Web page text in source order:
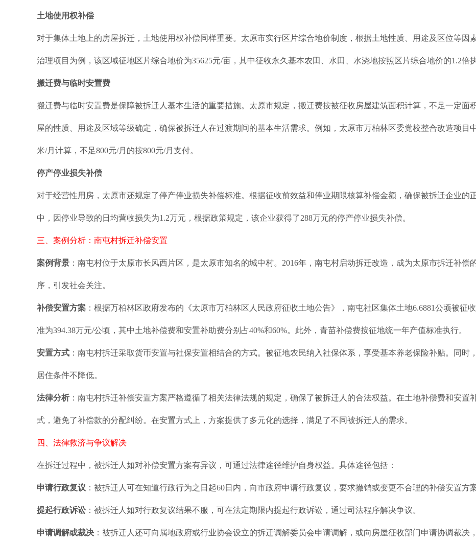
土地使用权补偿
对于集体土地上的房屋拆迁，土地使用权补偿同样重要。太原市实行区片综合地价制度，根据土地性质、用途及区位等因
治理项目为例，该区域征地区片综合地价为35625元/亩，其中征收永久基本农田、水田、水浇地按照区片综合地价的1.2倍执
搬迁费与临时安置费
搬迁费与临时安置费是保障被拆迁人基本生活的重要措施。太原市规定，搬迁费按被征收房屋建筑面积计算，不足一定面
屋的性质、用途及区域等级确定，确保被拆迁人在过渡期间的基本生活需求。例如，太原市万柏林区委党校整合改造项目
米/月计算，不足800元/月的按800元/月支付。
停产停业损失补偿
对于经营性用房，太原市还规定了停产停业损失补偿标准。根据征收前效益和停业期限核算补偿金额，确保被拆迁企业的
中，因停业导致的日均营收损失为1.2万元，根据政策规定，该企业获得了288万元的停产停业损失补偿。
三、案例分析：南屯村拆迁补偿安置
案例背景 ：南屯村位于太原市长风西片区，是太原市知名的城中村。2016年，南屯村启动拆迁改造，成为太原市拆迁补
序，引发社会关注。
补偿安置方案 ：根据万柏林区政府发布的《太原市万柏林区人民政府征收土地公告》，南屯社区集体土地6.6881公顷被征
准为394.38万元/公顷，其中土地补偿费和安置补助费分别占40%和60%。此外，青苗补偿费按征地统一年产值标准执行。
安置方式 ：南屯村拆迁采取货币安置与社保安置相结合的方式。被征地农民纳入社保体系，享受基本养老保险补贴。同
居住条件不降低。
法律分析 ：南屯村拆迁补偿安置方案严格遵循了相关法律法规的规定，确保了被拆迁人的合法权益。在土地补偿费和安
式，避免了补偿款的分配纠纷。在安置方式上，方案提供了多元化的选择，满足了不同被拆迁人的需求。
四、法律救济与争议解决
在拆迁过程中，被拆迁人如对补偿安置方案有异议，可通过法律途径维护自身权益。具体途径包括：
申请行政复议 ：被拆迁人可在知道行政行为之日起60日内，向市政府申请行政复议，要求撤销或变更不合理的补偿安置方案
提起行政诉讼 ：被拆迁人如对行政复议结果不服，可在法定期限内提起行政诉讼，通过司法程序解决争议。
申请调解或裁决 ：被拆迁人还可向属地政府或行业协会设立的拆迁调解委员会申请调解，或向房屋征收部门申请协调裁决